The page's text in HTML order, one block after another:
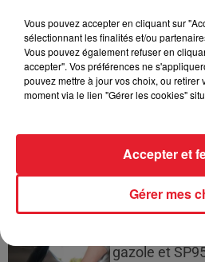
Incendies en
plusieurs
l'extinction...
de deux
gazole et
Vous pouvez accepter en cliquant sur
sélectionnant les finalités et/ou
Vous pouvez également refuser en
accepter". Vos préférences ne
pouvez mettre à jour vos choix, ou retirer
moment via le lien "Gérer les cookies"
Gérer mes
Accepter et